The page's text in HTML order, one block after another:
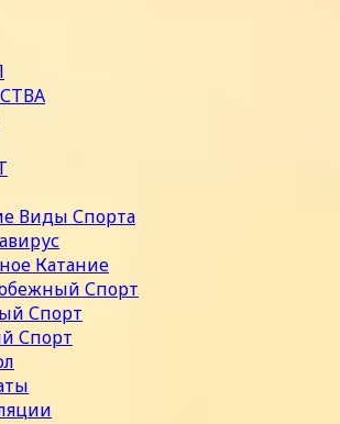
Виды Спорта
Катание
Спорт
Спорт
Спорт